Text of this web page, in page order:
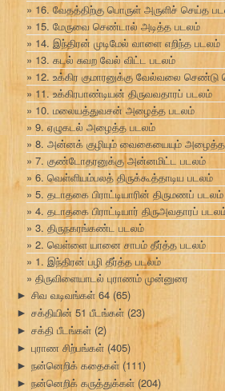
16. வேதத்திற்கு பொருள் அருளிச் செய்த
15. மேருவை செண்டால் அடித்த படலம்
14. இந்திரன் முடிமேல் வாளை எறிந்த படலம்
13. கடல் சுவற வேல் விட்ட படலம்
12. உக்கிர குமாரனுக்கு வேல்வலை
11. உக்கிரபாண்டியன் திருவவதாரப் படலம்
10. மலையத்துவசன் அழைத்த படலம்
9. ஏழுகடல் அழைத்த படலம்
8. அன்னக் குழியும் வைகையையும்
7. குண்டோதரனுக்கு அன்னமிட்ட படலம்
6. வெள்ளியம்பலத் திருக்கூத்தாடிய படலம்
5. தடாதகை பிராட்டியாரின் திருமணப் படலம்
4. தடாதகை பிராட்டியார் திருஅவதாரப்
3. திருநகரங்கண்ட படலம்
2. வெள்ளை யானை சாபம் தீர்த்த படலம்
1. இந்திரன் பழி தீர்த்த படலம்
திருவிளையாடல் புராணம் முன்னுரை
► சிவ வடிவங்கள் 64 (65)
► சக்தியின் 51 பீடங்கள் (23)
► சக்தி பீடங்கள் (2)
► புராண சிற்பங்கள் (405)
► நன்னெறிக் கதைகள் (111)
► நன்னெறிக் கருத்துக்கள் (204)